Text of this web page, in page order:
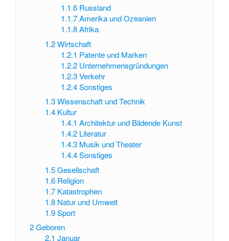
1.1.6 Russland
1.1.7 Amerika und Ozeanien
1.1.8 Afrika
1.2 Wirtschaft
1.2.1 Patente und Marken
1.2.2 Unternehmensgründungen
1.2.3 Verkehr
1.2.4 Sonstiges
1.3 Wissenschaft und Technik
1.4 Kultur
1.4.1 Architektur und Bildende Kunst
1.4.2 Literatur
1.4.3 Musik und Theater
1.4.4 Sonstiges
1.5 Gesellschaft
1.6 Religion
1.7 Katastrophen
1.8 Natur und Umwelt
1.9 Sport
2Geboren
2.1 Januar